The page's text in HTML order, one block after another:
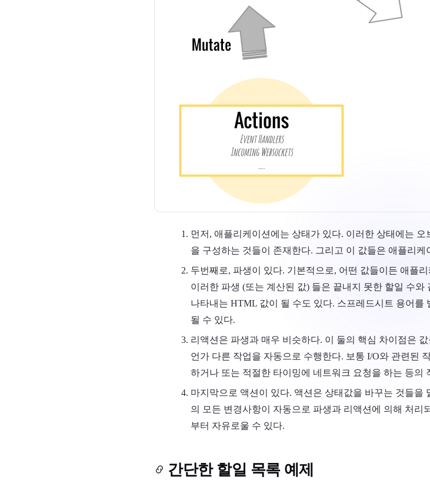
먼저, 애플리케이션에는 상태가 있다. 이러한 상태에는
을 구성하는 것들이 존재한다. 그리고 이 값들은 애플리
두번째로, 파생이 있다. 기본적으로, 어떤 값들이든 애플
이러한 파생 (또는 계산된 값) 들은 끝내지 못한 할일 수
나타내는 HTML 값이 될 수도 있다. 스프레드시트 용어
될 수 있다.
리액션은 파생과 매우 비슷하다. 이 둘의 핵심 차이점은
언가 다른 작업을 자동으로 수행한다. 보통 I/O와 관련된
하거나 또는 적절한 타이밍에 네트워크 요청을 하는 등의
마지막으로 액션이 있다. 액션은 상태값을 바꾸는 것들을
의 모든 변경사항이 자동으로 파생과 리액션에 의해 처리
부터 자유로울 수 있다.
간단한 할일 목록 예제